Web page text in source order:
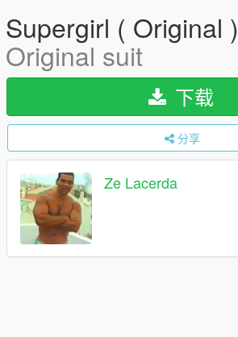
Supergirl ( Original )
Original suit
下载
分享
Ze Lacerda